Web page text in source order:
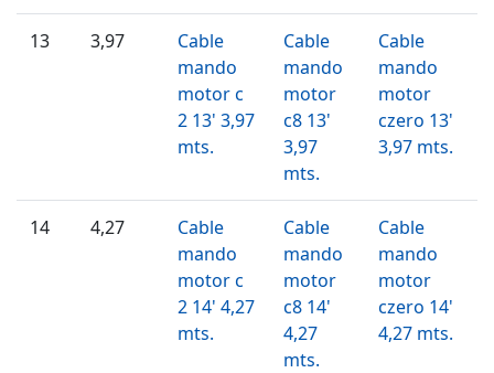
13 3,97
Cable
mando
motor c
2 13' 3,97
mts.
Cable
mando
motor
c8 13'
3,97
mts.
Cable
mando
motor
czero 13'
3,97 mts.
14 4,27
Cable
mando
motor c
2 14' 4,27
mts.
Cable
mando
motor
c8 14'
4,27
mts.
Cable
mando
motor
czero 14'
4,27 mts.